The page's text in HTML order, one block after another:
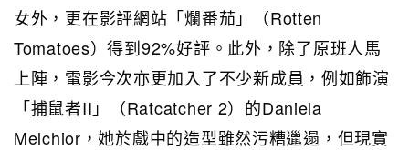
女外，更在影評網站「爛番茄」（Rotten
Tomatoes）得到92%好評。此外，除了原班人馬
上陣，電影今次亦更加入了不少新成員，例如飾演
「捕鼠者II」（Ratcatcher 2）的Daniela
Melchior，她於戲中的造型雖然污糟邋遢，但現實